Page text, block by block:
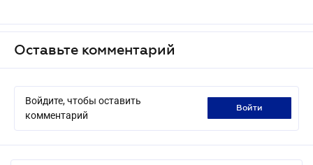
Оставьте комментарий
Войдите, чтобы оставить
комментарий
войти